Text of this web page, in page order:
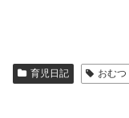
育児日記 おむつ